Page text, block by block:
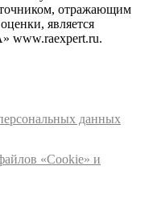
отражающим
является
www.raexpert.ru.
данных
«Cookie» и